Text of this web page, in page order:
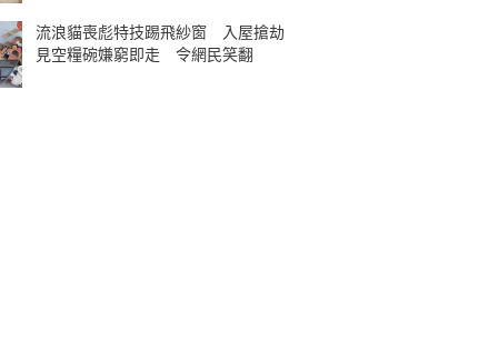
流浪貓喪彪特技踢飛紗窗 入屋搶劫
見空糧碗嫌窮即走 令網民笑翻